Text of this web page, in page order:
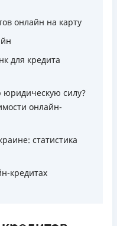
онлайн на карту
для кредита
юридическую силу?
онлайн-
статистика
кредитах